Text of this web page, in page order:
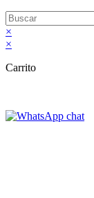
×
×
Carrito